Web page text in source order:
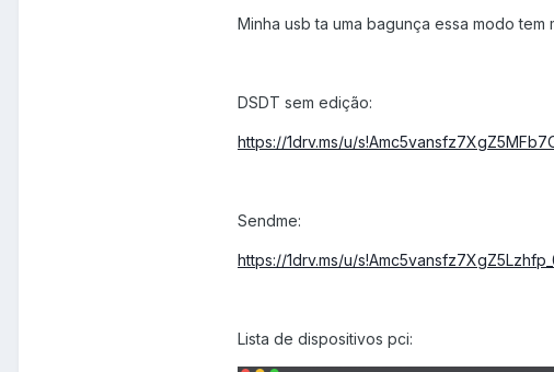
Minha usb ta uma bagunça essa modo tem
DSDT sem edição:
https://1drv.ms/u/
Sendme:
https://1drv.ms/u/
Lista de dispositivos pci: